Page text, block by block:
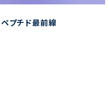
プチド最前線